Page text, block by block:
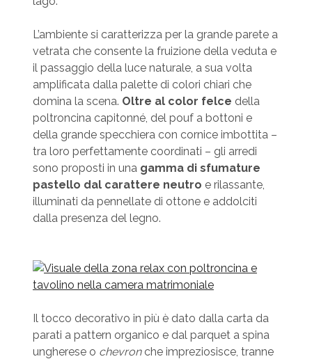
L’ambiente si caratterizza per la grande parete a
vetrata che consente la fruizione della veduta e
il passaggio della luce naturale, a sua volta
amplificata dalla palette di colori chiari che
domina la scena. Oltre al color felce della
poltroncina capitonné, del pouf a bottoni e
della grande specchiera con cornice imbottita –
tra loro perfettamente coordinati – gli arredi
sono proposti in una gamma di sfumature
pastello dal carattere neutro e rilassante,
illuminati da pennellate di ottone e addolciti
dalla presenza del legno.
Il tocco decorativo in più è dato dalla carta da
parati a pattern organico e dal parquet a spina
ungherese o chevronche impreziosisce, tranne